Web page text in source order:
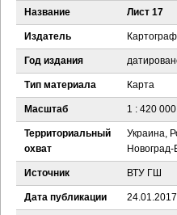
ы
д
е
с
ь
Название Лист 17
Издатель
Год издания
Тип материала Карта
Масштаб 1 : 420 000
Территориальный
охват
Украина,
Источник ВТУ ГШ
Дата публикации 24.01.2017